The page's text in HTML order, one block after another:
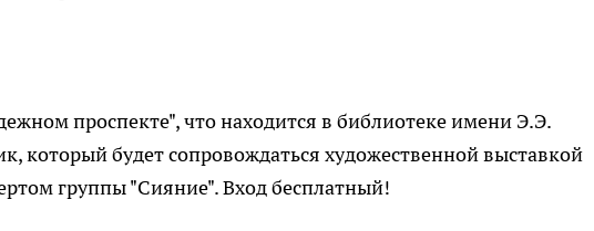
проспекте", что находится в библиотеке имени Э.Э.
который будет сопровождаться художественной выставкой
группы "Сияние". Вход бесплатный!